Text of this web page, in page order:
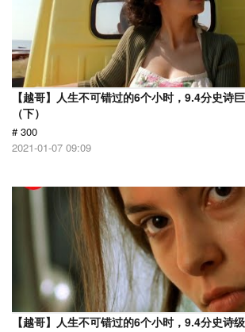
【越哥】人生不可错过的6个小时，9.4分史诗
（下）
# 300
2021-01-07 09:09
【越哥】人生不可错过的6个小时，9.4分史诗